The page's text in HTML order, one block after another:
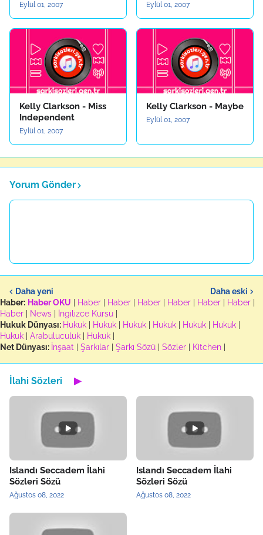
Eylül 01, 2007 Eylül 01, 2007
Kelly Clarkson - Miss
Independent
Eylül 01, 2007
Kelly Clarkson - Maybe
Eylül 01, 2007
Yorum Gönder
Daha yeni
Daha eski
Haber: Haber OKU Haber Haber Haber Haber Haber Haber
Haber
News İngilizce Kursu
Hukuk Dünyası: Hukuk Hukuk Hukuk Hukuk Hukuk Hukuk
Hukuk
Arabuluculuk Hukuk
Net Dünyası: İnşaat Şarkılar Şarkı Sözü Sözler Kitchen
İlahi Sözleri ▶
Islandı Seccadem İlahi
Sözleri Sözü
Ağustos 08, 2022
Islandı Seccadem İlahi
Sözleri Sözü
Ağustos 08, 2022